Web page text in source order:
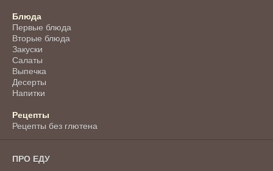
Блюда
Первые блюда
Вторые блюда
Закуски
Салаты
Выпечка
Десерты
Напитки
Рецепты
Рецепты без глютена
ПРО ЕДУ